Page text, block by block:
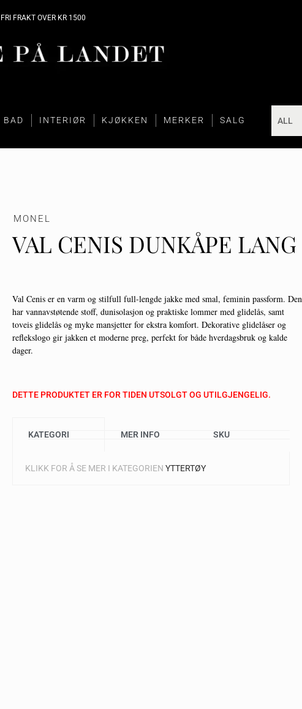
FRI FRAKT OVER KR 1500
BAD INTERIØR KJØKKEN MERKER SALG
MONEL
VAL CENIS DUNKÅPE LANG
C
H
A
G
Val Cenis er en varm og stilfull full-lengde jakke med smal, feminin passform. Den
har vannavstøtende stoff, dunisolasjon og praktiske lommer med glidelås, samt
toveis glidelås og myke mansjetter for ekstra komfort. Dekorative glidelåser og
reflekslogo gir jakken et moderne preg, perfekt for både hverdagsbruk og kalde
dager.
DETTE PRODUKTET ER FOR TIDEN UTSOLGT OG UTILGJENGELIG.
KATEGORI MER INFO SKU
KLIKK FOR Å SE MER I KATEGORIEN YTTERTØY